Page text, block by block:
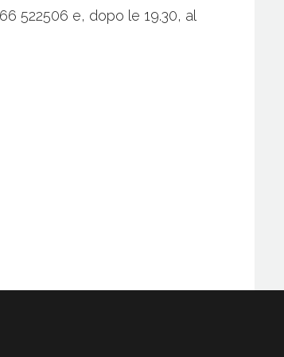
522506 e, dopo le 19.30, al